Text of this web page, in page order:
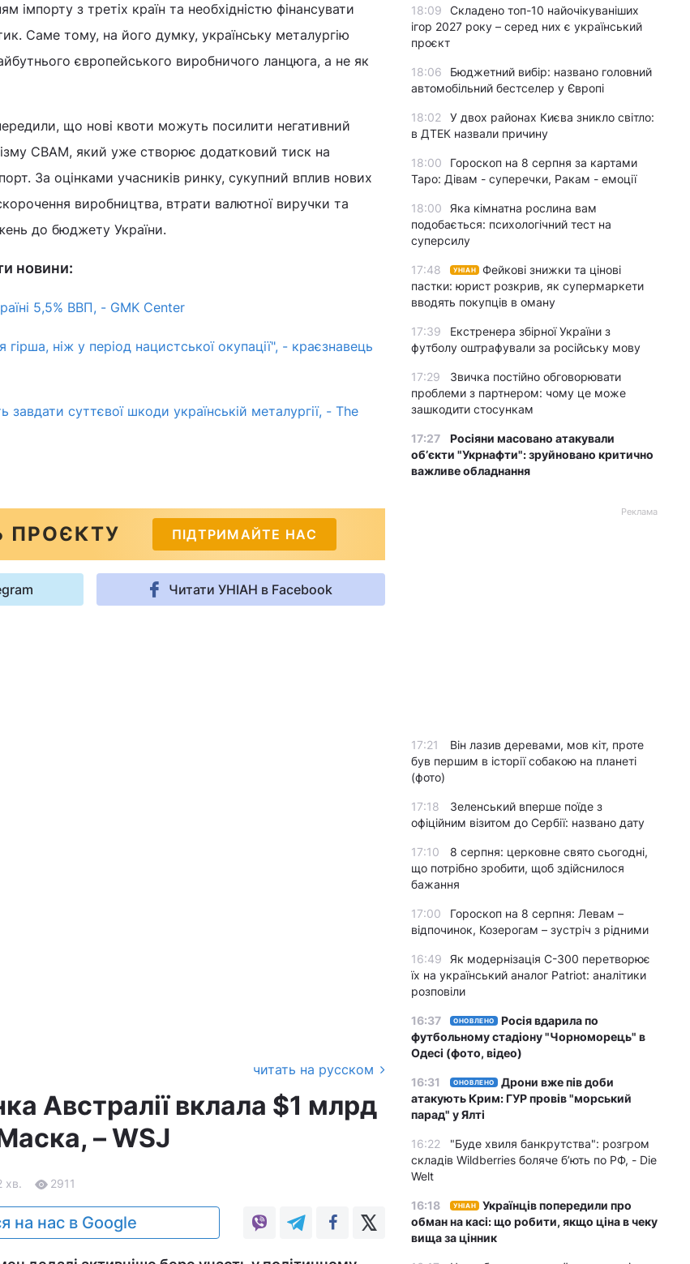
імпорту з третіх країн та необхідністю фінансувати
Саме тому, на його думку, українську металургію
європейського виробничого ланцюга, а не як
що нові квоти можуть посилити негативний
CBAM, який уже створює додатковий тиск на
За оцінками учасників ринку, сукупний вплив нових
виробництва, втрати валютної виручки та
до бюджету України.
новини:
5,5% ВВП, - GMK Center
гірша, ніж у період нацистської окупації", - краєзнавець
суттєвої шкоди українській металургії, - The
ПРОЄКТУ ПІДТРИМАЙТЕ НАС
Читати УНІАН в Facebook
читать на русском
Австралії вклала $1 млрд
– WSJ
хв. 2911
на нас в Google
18:09
Складено топ-10 найочікуваніших
ігор 2027 року – серед них є український
проєкт
18:06
Бюджетний вибір: названо головний
автомобільний бестселер у Європі
18:02
У двох районах Києва зникло світло:
в ДТЕК назвали причину
18:00
Гороскоп на 8 серпня за картами
Таро: Дівам - суперечки, Ракам - емоції
18:00
Яка кімнатна рослина вам
подобається: психологічний тест на
суперсилу
17:48 УНІАН
Фейкові знижки та цінові
пастки: юрист розкрив, як супермаркети
вводять покупців в оману
17:39
Екстренера збірної України з
футболу оштрафували за російську мову
17:29
Звичка постійно обговорювати
проблеми з партнером: чому це може
зашкодити стосункам
17:27
Росіяни масовано атакували
обʼєкти "Укрнафти": зруйновано критично
важливе обладнання
Реклама
17:21
Він лазив деревами, мов кіт, проте
був першим в історії собакою на планеті
(фото)
17:18
Зеленський вперше поїде з
офіційним візитом до Сербії: названо дату
17:10
8 серпня: церковне свято сьогодні,
що потрібно зробити, щоб здійснилося
бажання
17:00
Гороскоп на 8 серпня: Левам –
відпочинок, Козерогам – зустріч з рідними
16:49
Як модернізація С-300 перетворює
їх на український аналог Patriot: аналітики
розповіли
16:37 ОНОВЛЕНО
Росія вдарила по
футбольному стадіону "Чорноморець" в
Одесі (фото, відео)
16:31 ОНОВЛЕНО
Дрони вже пів доби
атакують Крим: ГУР провів "морський
парад" у Ялті
16:22
"Буде хвиля банкрутства": розгром
складів Wildberries боляче бʼють по РФ, - Die
Welt
16:18 УНІАН
Українців попередили про
обман на касі: що робити, якщо ціна в чеку
вища за цінник